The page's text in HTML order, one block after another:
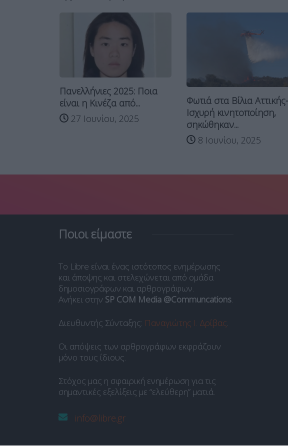
Πανελλήνιες 2025: Ποια
είναι η Κινέζα από...
27 Ιουνίου, 2025
Φωτιά στα Βίλια Αττικής-
Ισχυρή κινητοποίηση,
σηκώθηκαν...
8 Ιουνίου, 2025
Ποιοι είμαστε
Το Libre είναι ένας ιστότοπος ενημέρωσης
και άποψης και στελεχώνεται από ομάδα
δημοσιογράφων και αρθρογράφων.
Ανήκει στην SP COM Media @Communcations.
Διευθυντής Σύνταξης: Παναγιώτης Ι. Δρίβας.
Οι απόψεις των αρθρογράφων εκφράζουν
μόνο τους ίδιους.
Στόχος μας η σφαιρική ενημέρωση για τις
σημαντικές εξελίξεις με “ελεύθερη” ματιά.
info@libre.gr